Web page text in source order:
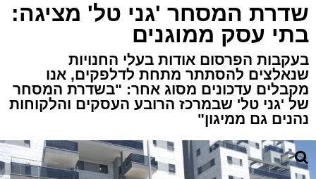
שדרת המסחר 'גני טל' מציגה:
בתי עסק ממוגנים
בעקבות הפרסום אודות בעלי החנויות
שנאלצים להסתתר מתחת לדלפקים, אנו
מקבלים עדכונים מסוג אחר: "בשדרת המסחר
של 'גני טל' שבמרכז הרובע העסקים והלקוחות
נהנים גם ממיגון"